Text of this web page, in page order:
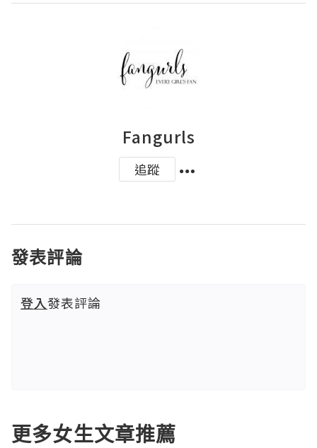
Fangurls
追蹤
發表評論
登入發表評論
更多女生文章推薦